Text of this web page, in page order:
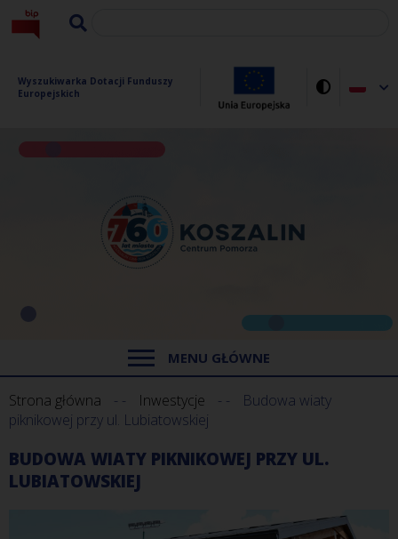
Wyszukiwarka Dotacji Funduszy
Europejskich
MENU GŁÓWNE
Strona główna Inwestycje
Budowa wiaty
piknikowej przy ul. Lubiatowskiej
BUDOWA WIATY PIKNIKOWEJ PRZY UL.
LUBIATOWSKIEJ